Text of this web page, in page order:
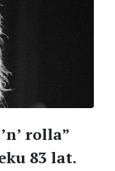
rolla”
83 lat.